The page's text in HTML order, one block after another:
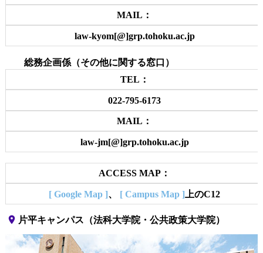
MAIL：
law-kyom[@]grp.tohoku.ac.jp
総務企画係（その他に関する窓口）
TEL：
022-795-6173
MAIL：
law-jm[@]grp.tohoku.ac.jp
ACCESS MAP：
[ Google Map ]、 [ Campus Map ] 上のC12
place 片平キャンパス（法科大学院・公共政策大学院）